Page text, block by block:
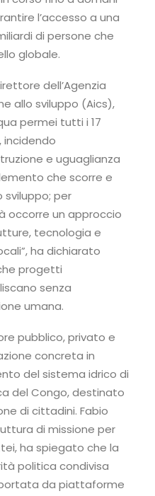
l’accesso a una
di persone che
globale.
dell’Agenzia
allo sviluppo (Aics),
permei tutti i 17
incidendo
e uguaglianza
che scorre e
per
occorre un approccio
tecnologia e
ha dichiarato
progetti
senza
umana.
pubblico, privato e
concreta in
del sistema idrico di
del Congo, destinato
di cittadini. Fabio
di missione per
ha spiegato che la
politica condivisa
da piattaforme